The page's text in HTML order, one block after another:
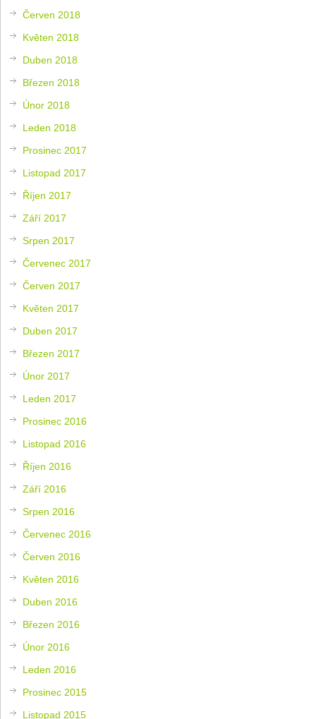
Červen 2018
Květen 2018
Duben 2018
Březen 2018
Únor 2018
Leden 2018
Prosinec 2017
Listopad 2017
Říjen 2017
Září 2017
Srpen 2017
Červenec 2017
Červen 2017
Květen 2017
Duben 2017
Březen 2017
Únor 2017
Leden 2017
Prosinec 2016
Listopad 2016
Říjen 2016
Září 2016
Srpen 2016
Červenec 2016
Červen 2016
Květen 2016
Duben 2016
Březen 2016
Únor 2016
Leden 2016
Prosinec 2015
Listopad 2015